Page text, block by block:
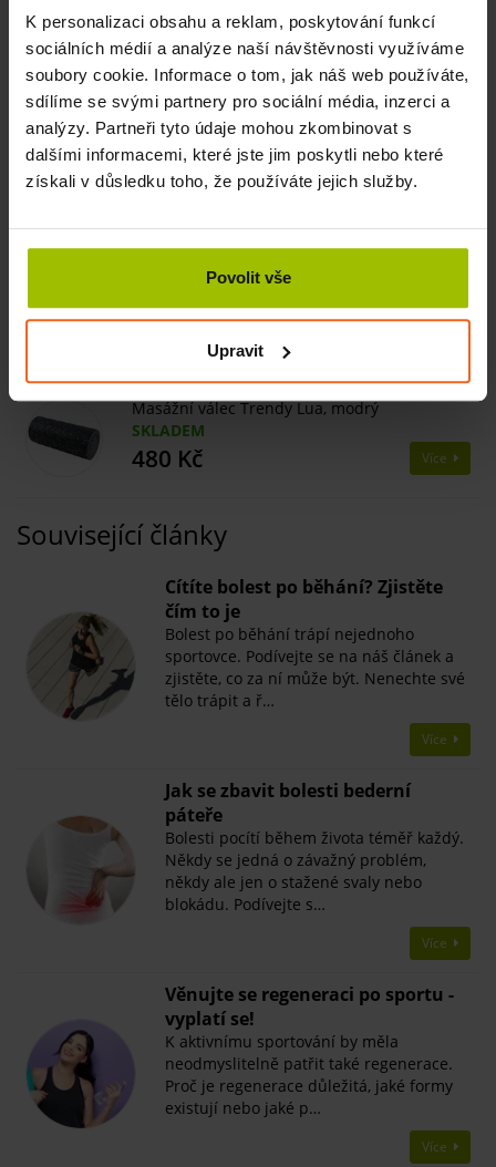
K personalizaci obsahu a reklam, poskytování funkcí
sociálních médií a analýze naší návštěvnosti využíváme
soubory cookie. Informace o tom, jak náš web používáte,
sdílíme se svými partnery pro sociální média, inzerci a
analýzy. Partneři tyto údaje mohou zkombinovat s
dalšími informacemi, které jste jim poskytli nebo které
získali v důsledku toho, že používáte jejich služby.
Povolit vše
Upravit
tou nejlepší odměnou.
Související produkty
Masážní válec Trendy Dupla, šedý
SKLADEM
290 Kč
Masážní válec Trendy Dupla XL, červený
SKLADEM
Masážní válec Trendy Lua, modrý
SKLADEM
480 Kč Více
Související články
​Cítíte bolest po běhání? Zjistěte
čím to je
Bolest po běhání trápí nejednoho
sportovce. Podívejte se na náš článek a
zjistěte, co za ní může být. Nenechte své
tělo trápit a ř…
Více
Jak se zbavit bolesti bederní
páteře
Bolesti pocítí během života téměř každý.
Někdy se jedná o závažný problém,
někdy ale jen o stažené svaly nebo
blokádu. Podívejte s…
Více
Věnujte se regeneraci po sportu -
vyplatí se!
K aktivnímu sportování by měla
neodmyslitelně patřit také regenerace.
Proč je regenerace důležitá, jaké formy
existují nebo jaké p…
Více